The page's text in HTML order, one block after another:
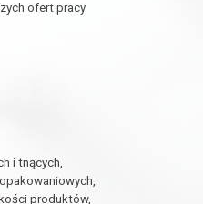
ofert pracy.
i tnących,
produktów,